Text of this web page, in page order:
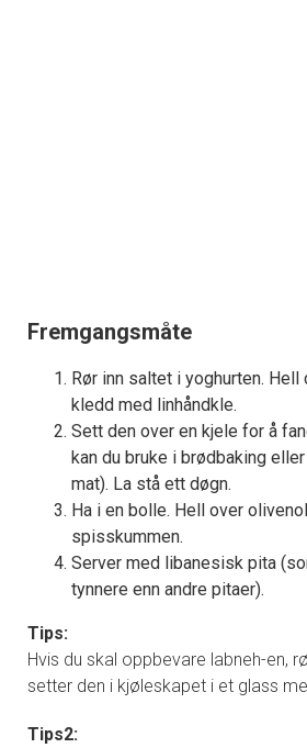
Fremgangsmåte
Rør inn saltet i yoghurten.
kledd med linhåndkle.
Sett den over en kjele for å
kan du bruke i brødbaking
mat). La stå ett døgn.
Ha i en bolle. Hell over
spisskummen.
Server med libanesisk pita
tynnere enn andre pitaer).
Tips:
Hvis du skal oppbevare labneh-en,
setter den i kjøleskapet i et glass
Tips2: